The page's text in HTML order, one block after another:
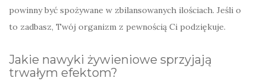
powinny być spożywane w zbilansowanych ilościach. Jeśli o
to zadbasz, Twój organizm z pewnością Ci podziękuje.
Jakie nawyki żywieniowe sprzyjają
trwałym efektom?